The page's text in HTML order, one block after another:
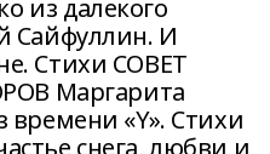
из далекого
Сайфуллин. И
Стихи СОВЕТ
Маргарита
времени «Y». Стихи
снега, любви и